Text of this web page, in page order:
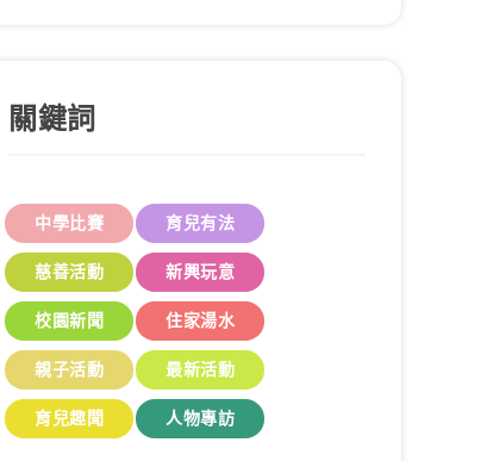
關鍵詞
中學比賽 育兒有法
慈善活動 新興玩意
校園新聞 住家湯水
親子活動 最新活動
育兒趣聞 人物專訪